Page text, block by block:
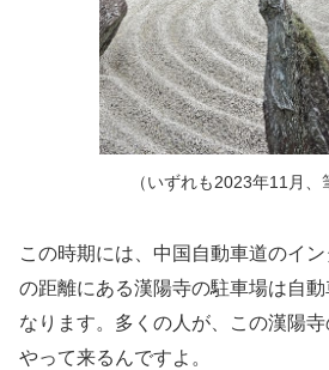
（いずれも2023年11月、
この時期には、中国自動車道のイ
の距離にある漢陽寺の駐車場は自
なります。多くの人が、この漢陽
やって来るんですよ。